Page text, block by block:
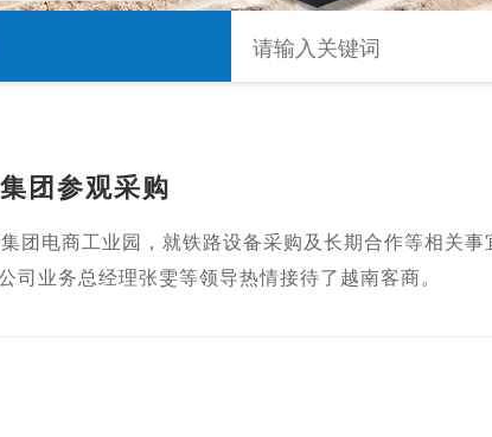
团参观采购
团电商工业园，就铁路设备采购及长期合作等相关
司业务总经理张雯等领导热情接待了越南客商。